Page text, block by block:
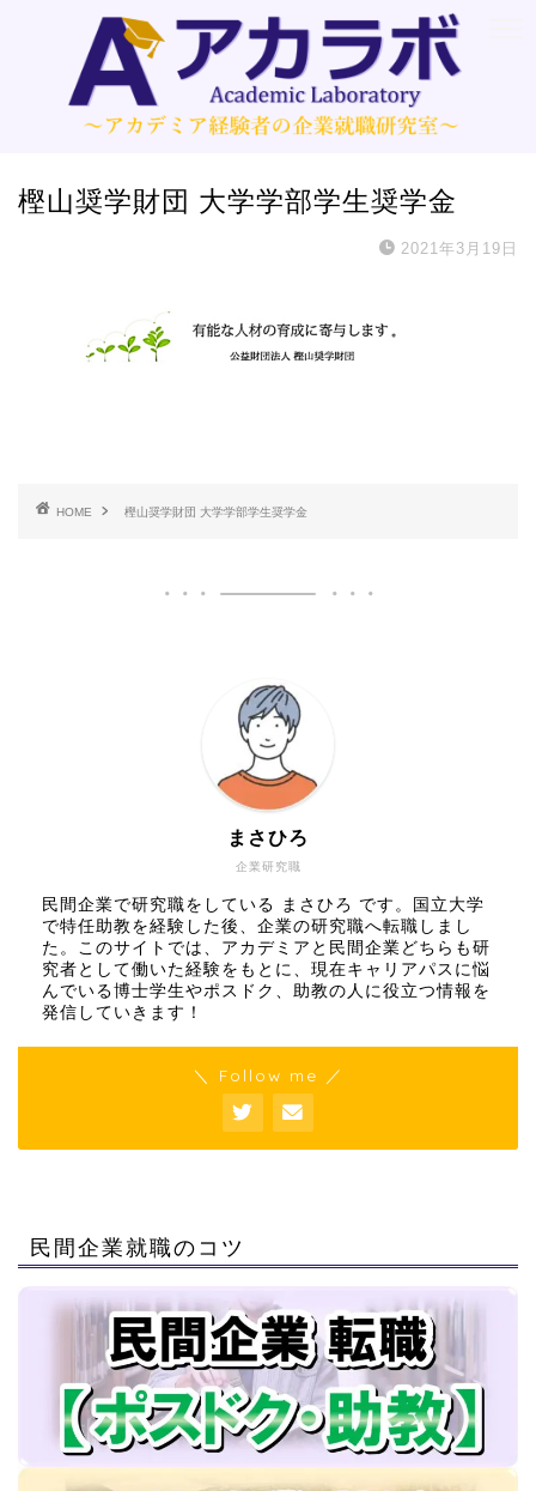
樫山奨学財団 大学学部学生奨学金
2021年3月19日
HOME 樫山奨学財団 大学学部学生奨学金
企業研究職
まさひろ
民間企業で研究職をしている まさひろ です。国立大学
で特任助教を経験した後、企業の研究職へ転職しまし
た。このサイトでは、アカデミアと民間企業どちらも研
究者として働いた経験をもとに、現在キャリアパスに悩
んでいる博士学生やポスドク、助教の人に役立つ情報を
発信していきます！
＼ Follow me ／
民間企業就職のコツ